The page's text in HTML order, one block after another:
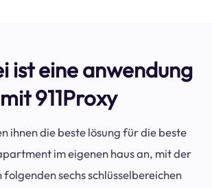
ist eine anwendung
mit 911Proxy
ihnen die beste lösung für die beste
im eigenen haus an, mit der
folgenden sechs schlüsselbereichen